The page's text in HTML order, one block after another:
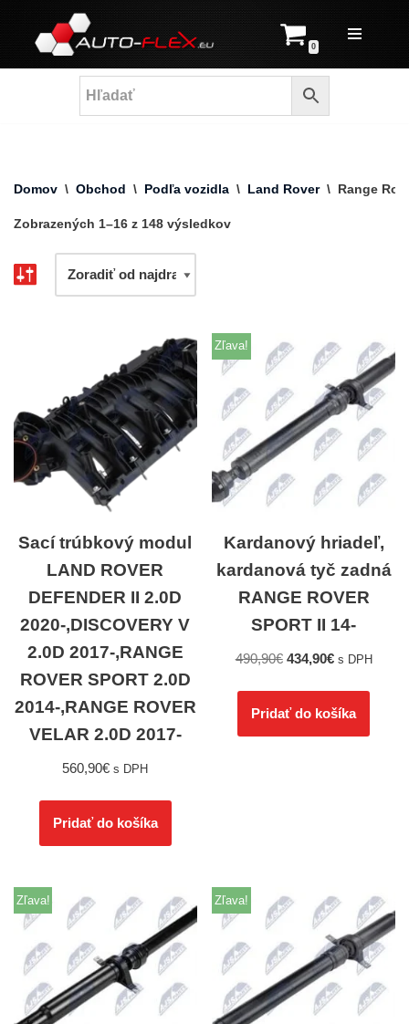
Prejsť
na
0
Domov \ Obchod \ Podľa vozidla \ Land Rover \ Range
Zobrazených 1–16 z 148 výsledkov
Sací trúbkový modul
LAND ROVER
DEFENDER II 2.0D
2020-,DISCOVERY V
2.0D 2017-,RANGE
ROVER SPORT 2.0D
2014-,RANGE ROVER
VELAR 2.0D 2017-
560,90€ s DPH
Pridať do košíka
Zľava!
Kardanový hriadeľ,
kardanová tyč zadná
RANGE ROVER
SPORT II 14-
490,90€ 434,90€ s DPH
Pridať do košíka
Zľava! Zľava!